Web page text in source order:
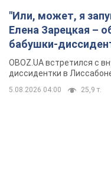
"Или, может, я
Елена Зарецкая –
бабушки-
Горской, критике
бегстве в
детьми
OBOZ.UA встретился с
диссидентки в
5.08.2026 04:00 25,9 т.